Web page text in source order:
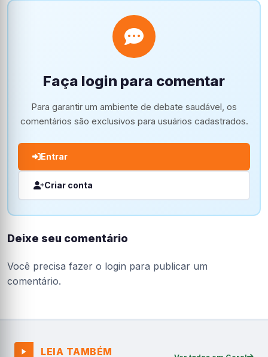
Faça login para comentar
Para garantir um ambiente de debate saudável, os
comentários são exclusivos para usuários cadastrados.
Entrar
Criar conta
Deixe seu comentário
Você precisa fazer o login para publicar um
comentário.
LEIA TAMBÉM